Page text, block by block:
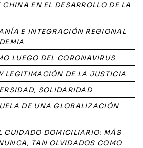
EN EL DESARROLLO DE LA
E INTEGRACIÓN REGIONAL
LUEGO DEL CORONAVIRUS
LEGITIMACIÓN DE LA JUSTICIA
SOLIDARIDAD
DE UNA GLOBALIZACIÓN
CUIDADO DOMICILIARIO: MÁS
TAN OLVIDADOS COMO